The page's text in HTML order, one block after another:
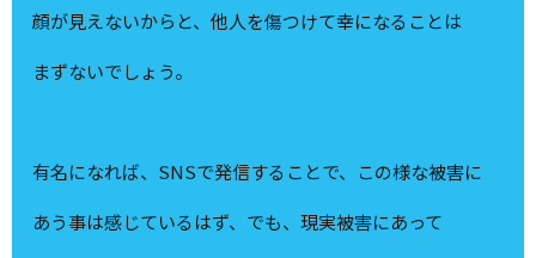
顔が見えないからと、他人を傷つけて幸になることは
まずないでしょう。
有名になれば、SNSで発信することで、この様な被害に
あう事は感じているはず、でも、現実被害にあって